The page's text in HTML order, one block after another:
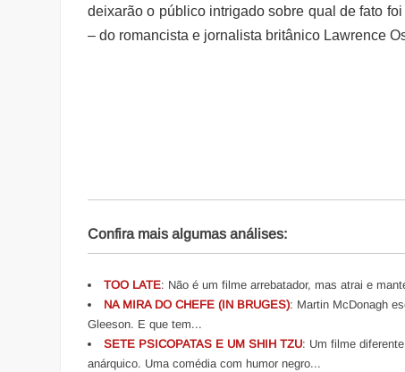
deixarão o público intrigado sobre qual de fato
– do romancista e jornalista britânico Lawrence
Confira mais algumas análises:
TOO LATE: Não é um filme arrebatador, mas atrai e
NA MIRA DO CHEFE (IN BRUGES): Martin McDonagh
Gleeson. E que tem...
SETE PSICOPATAS E UM SHIH TZU: Um filme
anárquico. Uma comédia com humor negro...